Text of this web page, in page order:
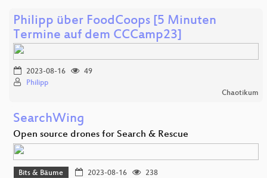
Philipp über FoodCoops [5 Minuten
Termine auf dem CCCamp23]
2023-08-16
49
Philipp
Chaotikum
SearchWing
Open source drones for Search & Rescue
Bits & Bäume 2023-08-16
238